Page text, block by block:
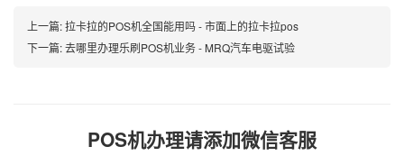
上一篇:拉卡拉的POS机全国能用吗 - 市面上的拉卡拉pos
下一篇:去哪里办理乐刷POS机业务 - MRQ汽车电驱试验
POS机办理请添加微信客服